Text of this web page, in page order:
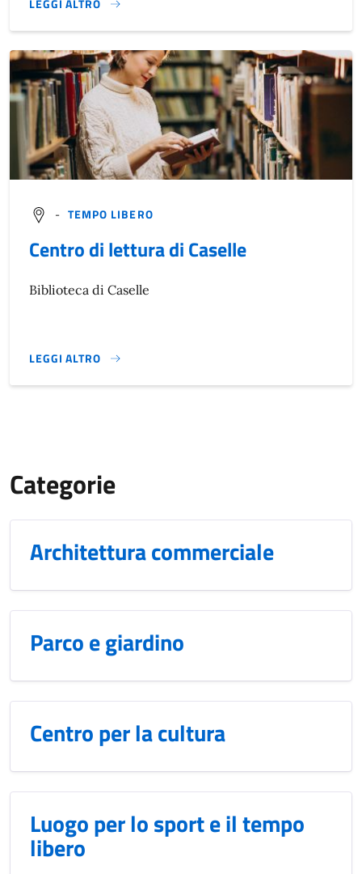
LEGGI ALTRO
}
- TEMPO LIBERO
Centro di lettura di Caselle
Biblioteca di Caselle
LEGGI ALTRO
}
Categorie
Architettura commerciale
Parco e giardino
Centro per la cultura
Luogo per lo sport e il tempo
libero